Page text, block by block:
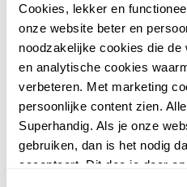
Cookies, lekker en
onze website beter en
noodzakelijke cookies die de
en analytische cookies
verbeteren. Met marketing
persoonlijke content zien.
Superhandig. Als je onze
gebruiken, dan is het nodig
accepteert. Dit doe je door